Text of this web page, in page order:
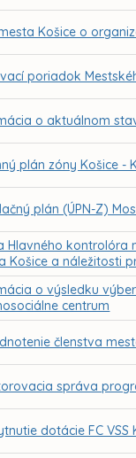
Košice o
poriadok
o aktuálnom
plán zóny Košice -
plán (ÚPN-Z)
Hlavného kontrolóra
Košice a náležitosti
o výsledku
centrum
členstva
správa
dotácie FC VSS